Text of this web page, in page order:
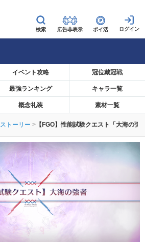
広告非表示 ポイ活
イベント攻略 冠位戴冠戦
最強ランキング キャラ一覧
概念礼装 素材一覧
ストーリー 【FGO】性能試験クエスト「大海の